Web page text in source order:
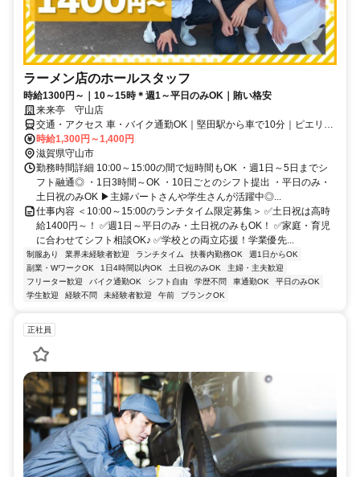
ラーメン店のホールスタッフ
時給1300円～｜10～15時＊週1～平日のみOK｜賄い格安
来来亭 守山店
交通・アクセス 車・バイク通勤OK｜堅田駅から車で10分｜ピエリ守
山近く
時給1,300円～1,400円
滋賀県守山市
勤務時間詳細 10:00～15:00の間で短時間もOK ・週1日～5日までシ
フト融通◎ ・1日3時間～OK ・10日ごとのシフト提出 ・平日のみ・
土日祝のみOK ▶主婦パートさんや学生さんが活躍中◎...
仕事内容 ＜10:00～15:00のランチタイム限定募集＞ ✅土日祝は高時
給1400円～！ ✅週1日～平日のみ・土日祝のみもOK！ ✅家庭・育児
に合わせてシフト相談OK♪ ✅学校との両立応援！学業優先...
制服あり 業界未経験者歓迎 ランチタイム 扶養内勤務OK
週1日からOK
副業・WワークOK
1日4時間以内OK 土日祝のみOK
主婦・主夫歓迎
フリーター歓迎
バイク通勤OK シフト自由 学歴不問 車通勤OK
平日のみOK
学生歓迎
経験不問 未経験者歓迎 午前 ブランクOK
正社員